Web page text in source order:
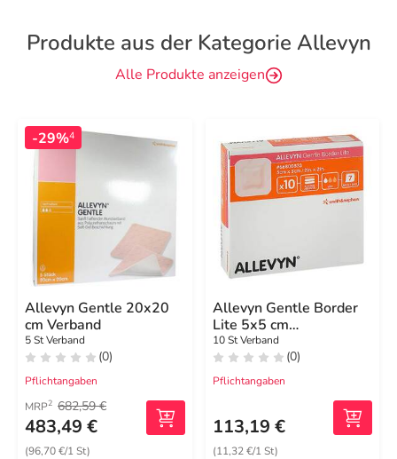
Produkte aus der Kategorie Allevyn
Alle Produkte anzeigen
-29%4
Allevyn Gentle 20x20
cm Verband
5 St Verband
(0)
Pflichtangaben
MRP2 682,59 €
483,49 €
(96,70 €/1 St)
Allevyn Gentle Border
Lite 5x5 cm
Schaumverband
10 St Verband
(0)
Pflichtangaben
113,19 €
(11,32 €/1 St)